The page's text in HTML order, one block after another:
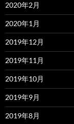
2020年2月
2020年1月
2019年12月
2019年11月
2019年10月
2019年9月
2019年8月